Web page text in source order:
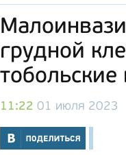
грудной
тобольские
11:22 01 июля 2023